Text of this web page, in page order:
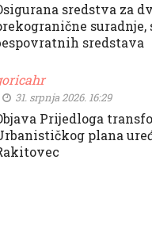
sredstva za
suradnje,
sredstava
31. srpnja 2026. 16:29
Prijedloga
plana